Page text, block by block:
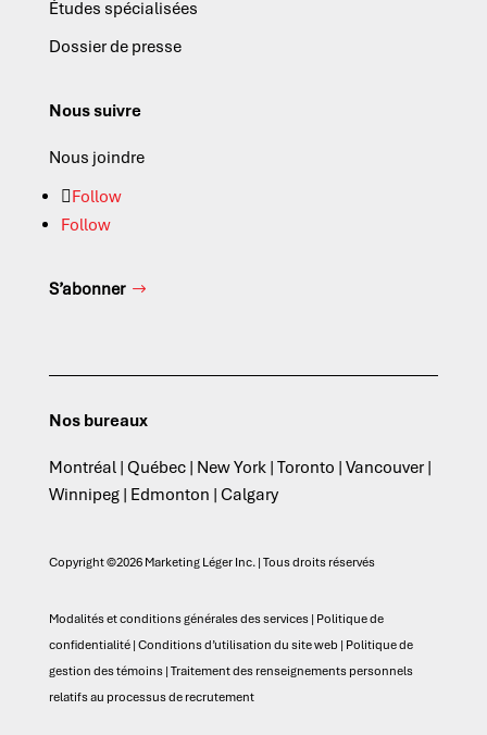
Études spécialisées
Dossier de presse
Nous suivre
Nous joindre
Follow
Follow
S’abonner
Nos bureaux
Montréal | Québec | New York | Toronto | Vancouver |
Winnipeg | Edmonton | Calgary
Copyright ©2026 Marketing Léger Inc. | Tous droits réservés
Modalités et conditions générales des services| Politique de
confidentialité| Conditions d’utilisation du site web | Politique de
gestion des témoins| Traitement des renseignements personnels
relatifs au processus de recrutement